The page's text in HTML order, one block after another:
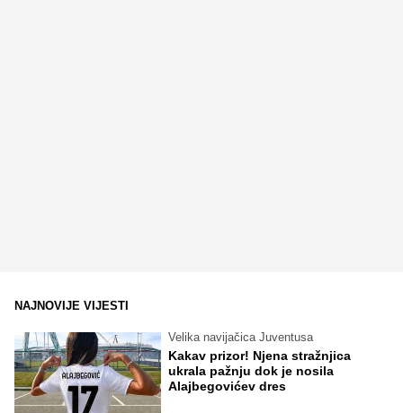
NAJNOVIJE VIJESTI
Velika navijačica Juventusa
Kakav prizor! Njena stražnjica
ukrala pažnju dok je nosila
Alajbegovićev dres